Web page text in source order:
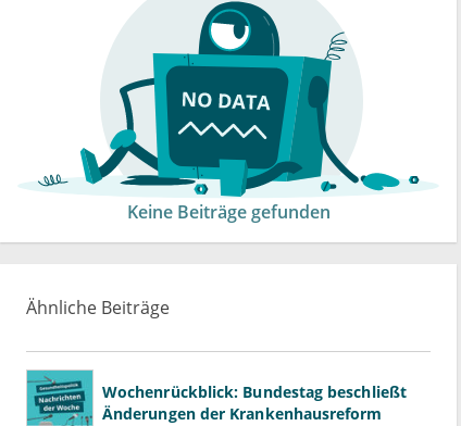
Keine Beiträge gefunden
Ähnliche Beiträge
Wochenrückblick: Bundestag beschließt
Änderungen der Krankenhausreform